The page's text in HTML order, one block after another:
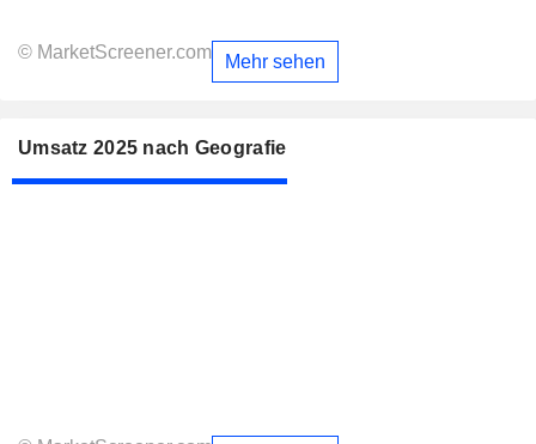
© MarketScreener.com Mehr sehen
Umsatz 2025 nach Geografie